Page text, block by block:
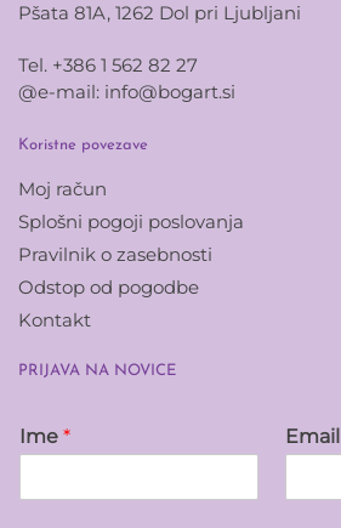
Pšata 81A, 1262 Dol pri Ljubljani
Tel. +386 1 562 82 27
@e-mail: info@bogart.si
Koristne povezave
Moj račun
Splošni pogoji poslovanja
Pravilnik o zasebnosti
Odstop od pogodbe
Kontakt
PRIJAVA NA NOVICE
Ime * Email